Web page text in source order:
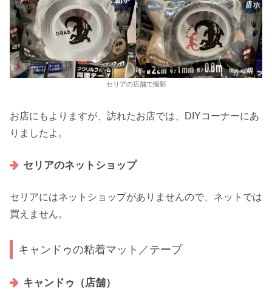
セリアの店舗で撮影
お店にもよりますが、訪れたお店では、DIYコーナーにあ
りましたよ。
セリアのネットショップ
セリアにはネットショップがありませんので、ネットでは
買えません。
キャンドゥの粘着マット／テープ
キャンドゥ（店舗）